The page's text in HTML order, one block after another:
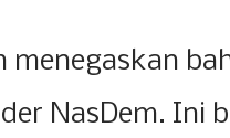
menegaskan
NasDem. Ini